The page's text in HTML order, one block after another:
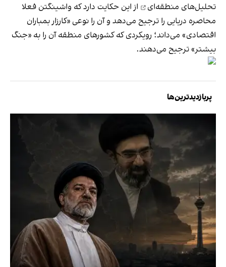
تحلیل‌های منطقه‌ای
از این حکایت دارد که واشینگتن فعلا
محاصره دریایی را ترجیح می‌دهد و آن را نوعی «کارزار بمباران
اقتصادی» می‌داند؛ رویکردی که کشورهای منطقه آن را به «جنگ
بیشتر» ترجیح می‌دهند.
پربازدیدترین‌ها